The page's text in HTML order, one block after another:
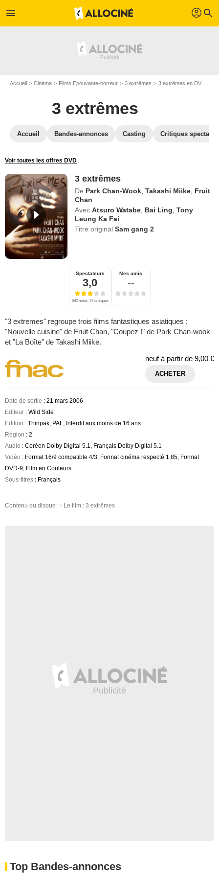
menu profil search
Accueil Cinéma Films Epouvante-horreur 3 extrêmes 3 extrêmes en DVD
3 extrêmes
Accueil Bandes-annonces Casting Critiques
Voir toutes les offres DVD
3 extrêmes
De Park Chan-Wook ,Takashi Miike Fruit
Chan
Avec Atsuro Watabe Bai Ling ,Tony
Leung Ka Fai
Titre originalSam gang 2
Spectateurs
3,0
692 notes, 72 critiques
Mes amis
--
"3 extremes" regroupe trois films fantastiques asiatiques :
"Nouvelle cuisine" de Fruit Chan, "Coupez !" de Park Chan-wook
et "La Boîte" de Takashi Miike.
neuf à partir de 9,00 €
ACHETER
Date de sortie : 21 mars 2006
Editeur : Wild Side
Edition : Thinpak, PAL, Interdit aux moins de 16 ans
Région : 2
Audio : Coréen Dolby Digital 5.1, Français Dolby Digital 5.1
Vidéo : Format 16/9 compatible 4/3, Format cinéma respecté 1.85, Format
DVD-9, Film en Couleurs
Sous-titres : Français
Contenu du disque : - Le film : 3 extrêmes
Top Bandes-annonces